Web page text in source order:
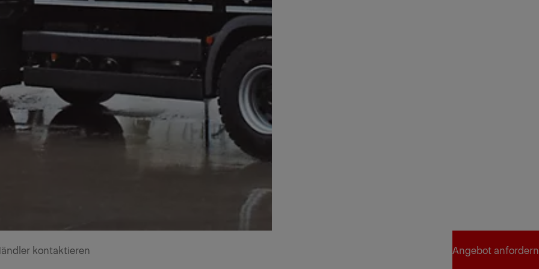
kontaktieren Angebot anfordern